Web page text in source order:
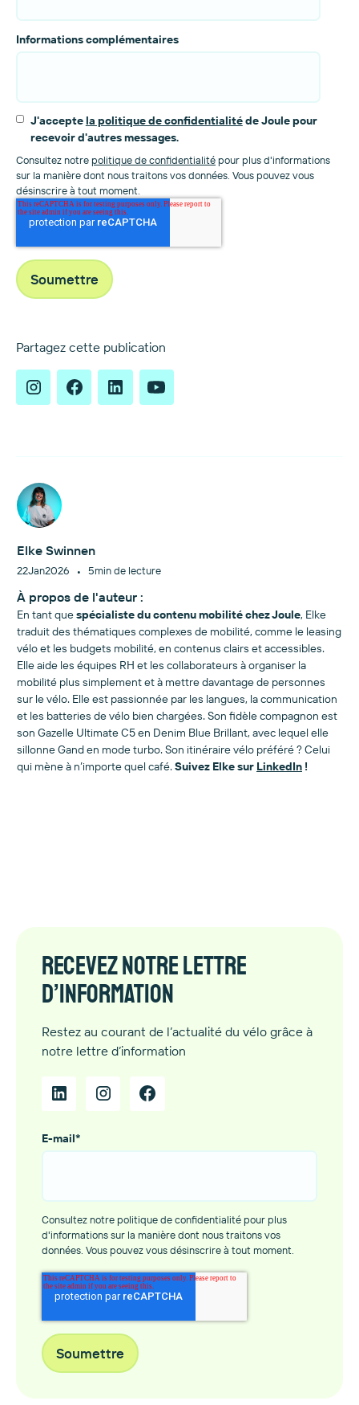
Informations complémentaires
J'accepte la politique de confidentialitéde Joule pour
recevoir d'autres messages.
Consultez notre politique de confidentialité pour plus d'informations
sur la manière dont nous traitons vos données. Vous pouvez vous
désinscrire à tout moment.
Partagez cette publication
Elke Swinnen
22Jan2026 • 5min de lecture
À propos de l'auteur :
En tant quespécialiste du contenu mobilité chez Joule, Elke
traduit des thématiques complexes de mobilité, comme le leasing
vélo et les budgets mobilité, en contenus clairs et accessibles.
Elle aide les équipes RH et les collaborateurs à organiser la
mobilité plus simplement et à mettre davantage de personnes
sur le vélo. Elle est passionnée par les langues, la communication
et les batteries de vélo bien chargées. Son fidèle compagnon est
son Gazelle Ultimate C5 en Denim Blue Brillant, avec lequel elle
sillonne Gand en mode turbo. Son itinéraire vélo préféré ? Celui
qui mène à n’importe quel café.Suivez Elke sur LinkedIn !
Recevez notre lettre
d’information
Restez au courant de l’actualité du vélo grâce à
notre lettre d’information
E-mail*
Consultez notre politique de confidentialité pour plus
d'informations sur la manière dont nous traitons vos
données. Vous pouvez vous désinscrire à tout moment.